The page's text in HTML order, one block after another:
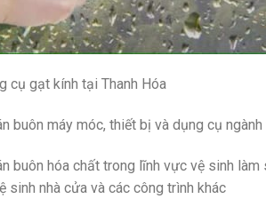
cụ gạt kính tại Thanh Hóa
buôn máy móc, thiết bị và dụng cụ
buôn hóa chất trong lĩnh vực vệ sinh làm
sinh nhà cửa và các công trình khác